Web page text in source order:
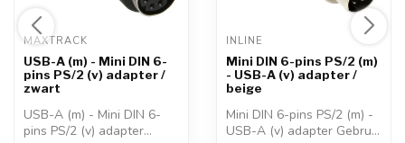
MAXTRACK
USB-A (m) - Mini DIN 6-
pins PS/2 (v) adapter /
zwart
USB-A (m) - Mini DIN 6-
pins PS/2 (v) adapter
INLINE
Mini DIN 6-pins PS/2 (m)
- USB-A (v) adapter /
beige
Mini DIN 6-pins PS/2 (m) -
USB-A (v) adapter Gebruik